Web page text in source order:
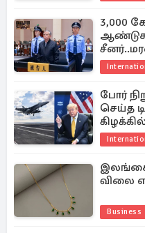
3,000
போர்
செய்த
விலை
Business